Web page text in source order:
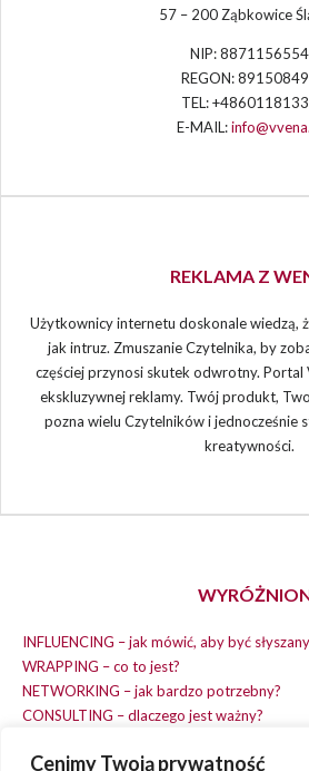
Cenimy Twoją prywatność
57 – 200 Ząbkowice
NIP: 8871156554
REGON:
TEL:
E-MAIL:
REKLAMA Z
Użytkownicy internetu doskonale wiedzą,
jak intruz. Zmuszanie Czytelnika, by
częściej przynosi skutek odwrotny. Portal
ekskluzywnej reklamy. Twój produkt,
pozna wielu Czytelników i jednocześnie
kreatywności.
INFLUENCING – jak mówić, aby być
WRAPPING – co to jest?
NETWORKING – jak bardzo potrzebny?
CONSULTING – dlaczego jest ważny?
EARNING – jak zarobić na dobrym pomyśle?